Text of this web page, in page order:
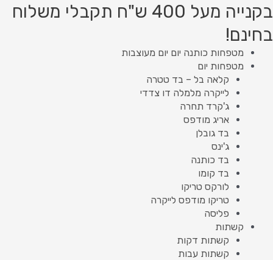
דילוג
לתוכן
בקנייה מעל 400 ש"ח תקבלי משלוח
בחינם!
מטפחות כותנה יום יום מעוצבות
מטפחות יום
קלאה בל – בד טטרה
לייקרה מלמלה דו צדדי
ג'קרד תחרה
אריג מודפס
בד גובלן
ג'ינס
בד כותנה
בד קומו
לורקס טריקו
טריקו מודפס לייקרה
פליסה
קשתות
קשתות דקות
קשתות עבות
Products
search
Products
search